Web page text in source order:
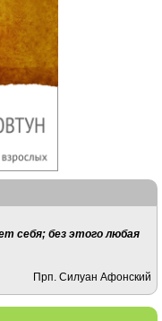
себя; без этого любая
Прп. Силуан Афонский